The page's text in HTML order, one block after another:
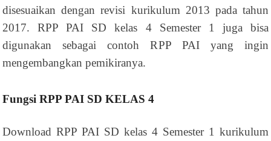
disesuaikan dengan revisi kurikulum 2013 pada tahun
2017. RPP PAI SD kelas 4 Semester 1 juga bisa
digunakan sebagai contoh RPP PAI yang ingin
mengembangkan pemikiranya.
Fungsi RPP PAI SD KELAS 4
Download RPP PAI SD kelas 4 Semester 1 kurikulum